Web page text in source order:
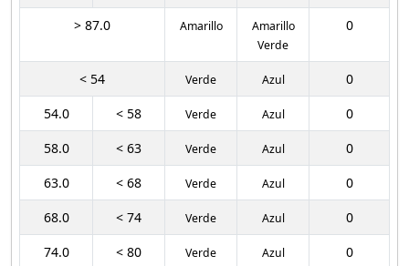
> 87.0 Amarillo
Amarillo
Verde
0
< 54 Verde Azul
0
54.0
< 58 Verde Azul
0
58.0
< 63 Verde Azul
0
63.0
< 68 Verde Azul
0
68.0
< 74 Verde Azul
0
74.0
< 80 Verde Azul
0